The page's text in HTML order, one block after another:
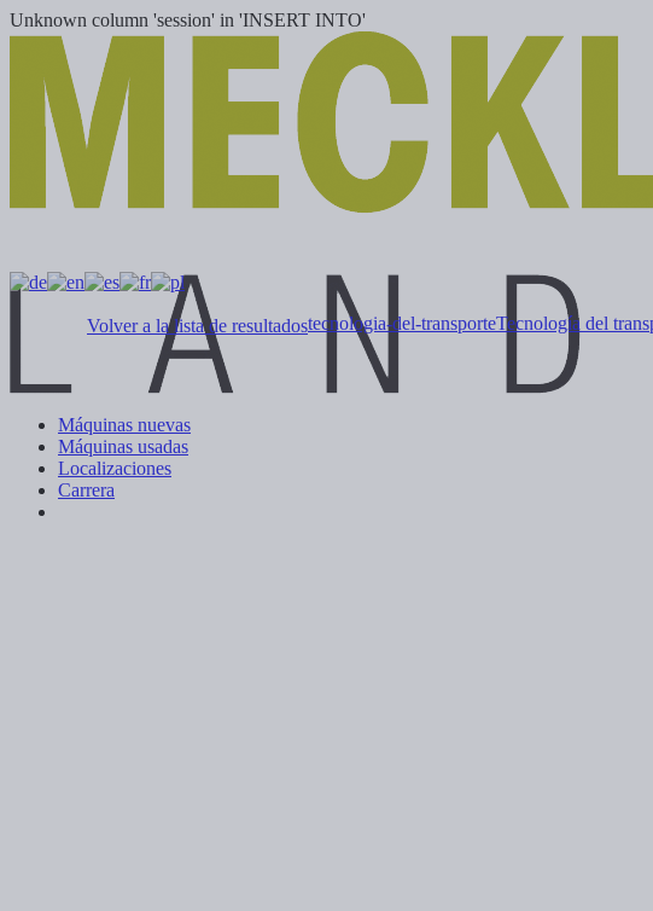
Unknown column 'session' in 'INSERT INTO'
Máquinas nuevas
Máquinas usadas
Localizaciones
Carrera
Volver a la lista de resultadostecnologia-del-transporteTecnología del